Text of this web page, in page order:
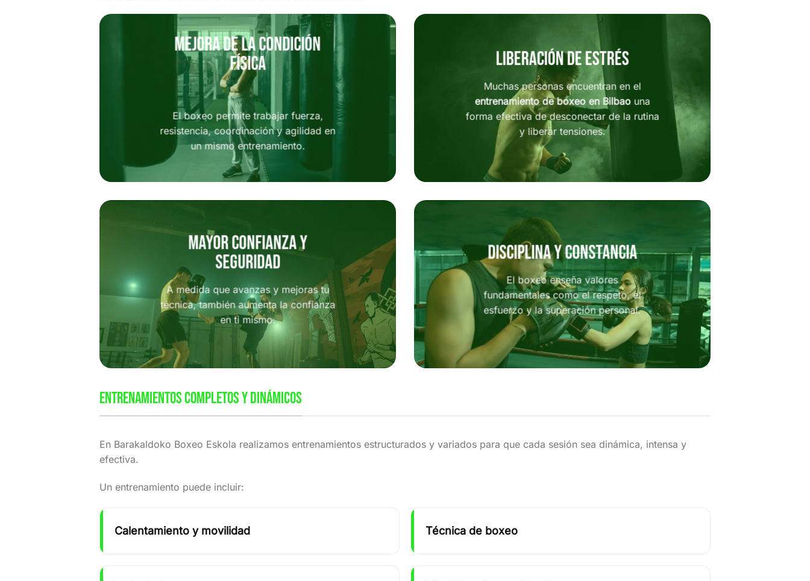
Mejora de la condición
física
El boxeo permite trabajar fuerza,
resistencia, coordinación y agilidad en
un mismo entrenamiento.
Liberación de estrés
Muchas personas encuentran en el
entrenamiento de boxeo en Bilbaouna
forma efectiva de desconectar de la rutina
y liberar tensiones.
Mayor confianza y
seguridad
A medida que avanzas y mejoras tu
técnica, también aumenta la confianza
en ti mismo.
Disciplina y constancia
El boxeo enseña valores
fundamentales como el respeto, el
esfuerzo y la superación personal.
ENTRENAMIENTOS COMPLETOS Y DINÁMICOS
En Barakaldoko Boxeo Eskola realizamos entrenamientos estructurados y variados para que cada sesión sea dinámica, intensa y
efectiva.
Un entrenamiento puede incluir:
Calentamiento y movilidad Técnica de boxeo